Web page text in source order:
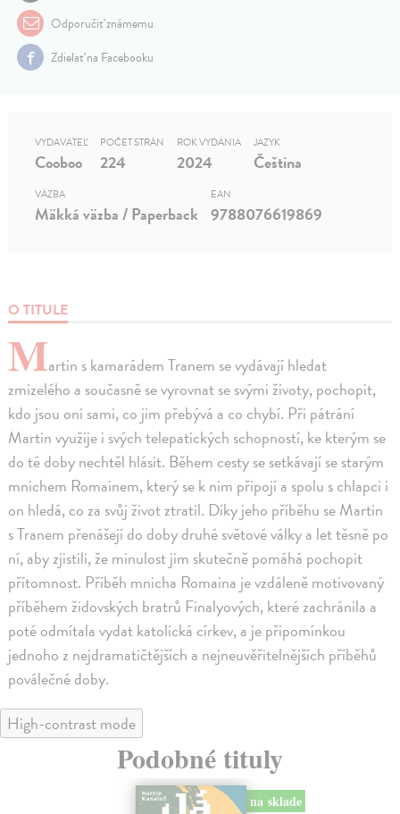
Odporučiť známemu
Zdielať na Facebooku
O TITULE
Martin s kamarádem Tranem se vydávají hledat
zmizelého a současně se vyrovnat se svými životy, pochopit,
kdo jsou oni sami, co jim přebývá a co chybí. Při pátrání
Martin využije i svých telepatických schopností, ke kterým se
do té doby nechtěl hlásit. Během cesty se setkávají se starým
mnichem Romainem, který se k nim připojí a spolu s chlapci i
on hledá, co za svůj život ztratil. Díky jeho příběhu se Martin
s Tranem přenášejí do doby druhé světové války a let těsně po
ní, aby zjistili, že minulost jim skutečně pomáhá pochopit
přítomnost. Příběh mnicha Romaina je vzdáleně motivovaný
příběhem židovských bratrů Finalyových, které zachránila a
poté odmítala vydat katolická církev, a je připomínkou
jednoho z nejdramatičtějších a nejneuvěřitelnějších příběhů
poválečné doby.
VYDAVATEĽ
Cooboo
POČET STRÁN
224
ROK VYDANIA
2024
JAZYK
Čeština
VÄZBA
Mäkká väzba / Paperback
EAN
9788076619869
High-contrast mode
Podobné tituly
na sklade